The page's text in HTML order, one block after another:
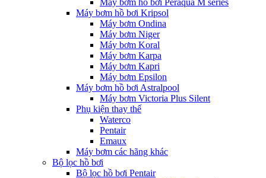
Máy bơm hồ bơi Peraqua M series
Máy bơm hồ bơi Kripsol
Máy bơm Ondina
Máy bơm Niger
Máy bơm Koral
Máy bơm Karpa
Máy bơm Kapri
Máy bơm Epsilon
Máy bơm hồ bơi Astralpool
Máy bơm Victoria Plus Silent
Phụ kiện thay thế
Waterco
Pentair
Emaux
Máy bơm các hãng khác
Bộ lọc hồ bơi
Bộ lọc hồ bơi Pentair